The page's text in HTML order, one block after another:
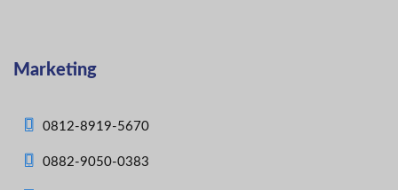
Marketing
0812-8919-5670
0882-9050-0383